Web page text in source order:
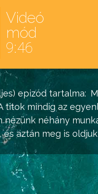
epizód tartalma:
titok mindig az
nézünk néhány
aztán meg is
Videó
mód
9:46